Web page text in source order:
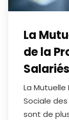
La
de la
Salariés
La Mutuelle
Sociale des
sont de